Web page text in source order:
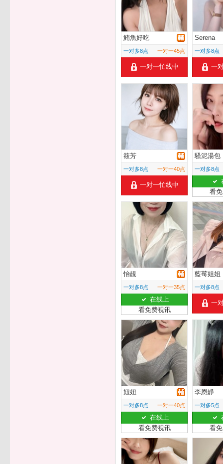
鮪魚好吃
一对多8点 一对一45点
一对一忙线中
Serena
一对多8点
一
筱芳
一对多8点 一对一40点
一对一忙线中
騷泥湯包
一对多8点
看
怡靚
一对多8点 一对一35点
在线上
看免费视讯
藍莓姐姐
一对多8点
一
妞妞
一对多8点 一对一40点
在线上
看免费视讯
李恩靜
一对多5点
看